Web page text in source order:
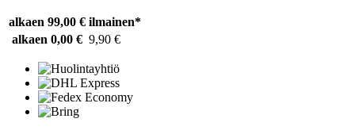
alkaen 99,00 € ilmainen*
alkaen 0,00 € 9,90 €